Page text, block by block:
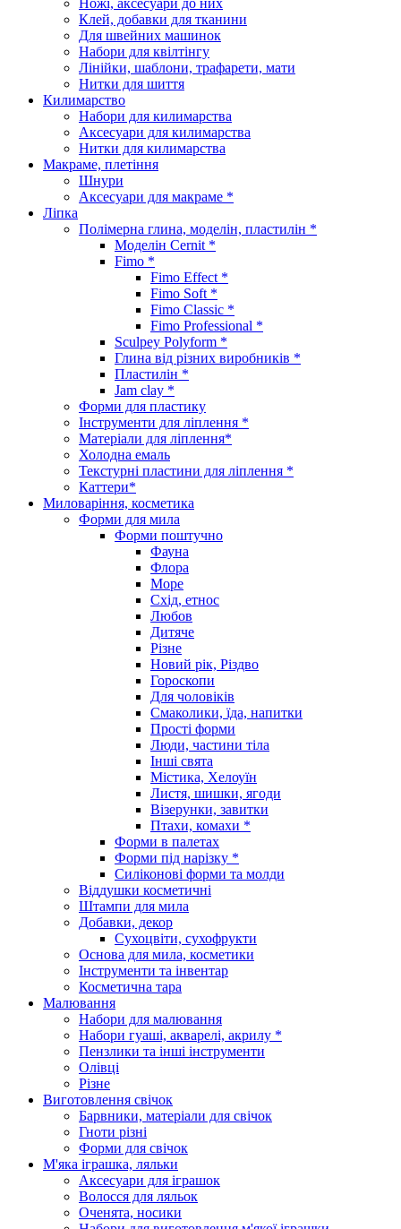
Клей, добавки для тканини
Для швейних машинок
Набори для квілтінгу
Лінійки, шаблони, трафарети, мати
Нитки для шиття
Килимарство
Набори для килимарства
Аксесуари для килимарства
Нитки для килимарства
Макраме, плетіння
Шнури
Аксесуари для макраме *
Ліпка
Полімерна глина, моделін, пластилін *
Моделін Cernit *
Fimo *
Fimo Effect *
Fimo Soft *
Fimo Classic *
Fimo Professional *
Sculpey Polyform *
Глина від різних виробників *
Пластилін *
Jam clay *
Форми для пластику
Інструменти для ліплення *
Матеріали для ліплення*
Холодна емаль
Текстурні пластини для ліплення *
Каттери*
Миловаріння, косметика
Форми для мила
Форми поштучно
Фауна
Флора
Море
Схід, етнос
Любов
Дитяче
Різне
Новий рік, Різдво
Гороскопи
Для чоловіків
Смаколики, їда, напитки
Прості форми
Люди, частини тіла
Інші свята
Містика, Хелоуїн
Листя, шишки, ягоди
Візерунки, завитки
Птахи, комахи *
Форми в палетах
Форми під нарізку *
Силіконові форми та молди
Віддушки косметичні
Штампи для мила
Добавки, декор
Сухоцвіти, сухофрукти
Основа для мила, косметики
Інструменти та інвентар
Косметична тара
Малювання
Набори для малювання
Набори гуаші, акварелі, акрилу *
Пензлики та інші інструменти
Олівці
Різне
Виготовлення свічок
Барвники, матеріали для свічок
Гноти різні
Форми для свічок
М'яка іграшка, ляльки
Аксесуари для іграшок
Волосся для ляльок
Оченята, носики